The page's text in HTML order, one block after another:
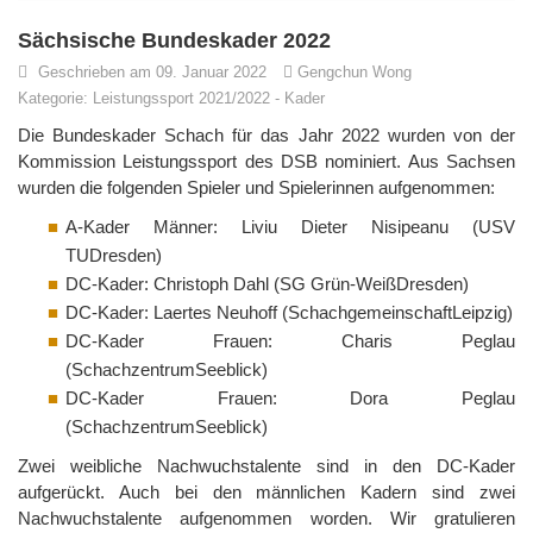
Sächsische Bundeskader 2022
Geschrieben am 09. Januar 2022
Gengchun Wong
Kategorie: Leistungssport 2021/2022 - Kader
Die Bundeskader Schach für das Jahr 2022 wurden von der
Kommission Leistungssport des DSB nominiert. Aus Sachsen
wurden die folgenden Spieler und Spielerinnen aufgenommen:
A-Kader Männer: Liviu Dieter Nisipeanu (USV
TUDresden)
DC-Kader: Christoph Dahl (SG Grün-WeißDresden)
DC-Kader: Laertes Neuhoff (SchachgemeinschaftLeipzig)
DC-Kader Frauen: Charis Peglau
(SchachzentrumSeeblick)
DC-Kader Frauen: Dora Peglau
(SchachzentrumSeeblick)
Zwei weibliche Nachwuchstalente sind in den DC-Kader
aufgerückt. Auch bei den männlichen Kadern sind zwei
Nachwuchstalente aufgenommen worden. Wir gratulieren